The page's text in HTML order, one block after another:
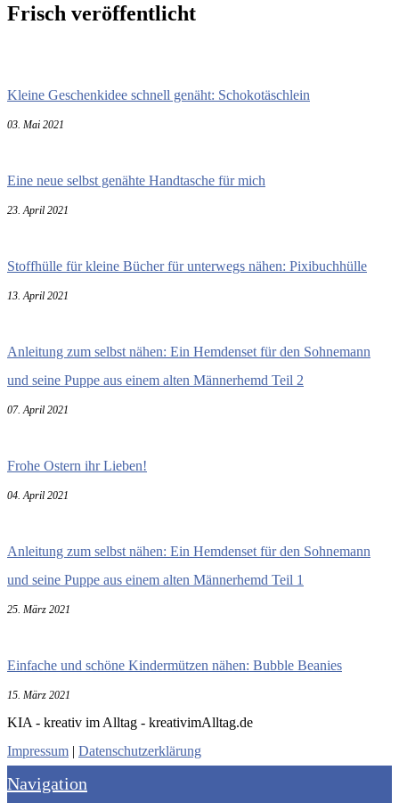
Frisch veröffentlicht
Kleine Geschenkidee schnell genäht: Schokotäschlein
03. Mai 2021
Eine neue selbst genähte Handtasche für mich
23. April 2021
Stoffhülle für kleine Bücher für unterwegs nähen: Pixibuchhülle
13. April 2021
Anleitung zum selbst nähen: Ein Hemdenset für den Sohnemann
und seine Puppe aus einem alten Männerhemd Teil 2
07. April 2021
Frohe Ostern ihr Lieben!
04. April 2021
Anleitung zum selbst nähen: Ein Hemdenset für den Sohnemann
und seine Puppe aus einem alten Männerhemd Teil 1
25. März 2021
Einfache und schöne Kindermützen nähen: Bubble Beanies
15. März 2021
KIA - kreativ im Alltag - kreativimAlltag.de
Impressum | Datenschutzerklärung
Navigation